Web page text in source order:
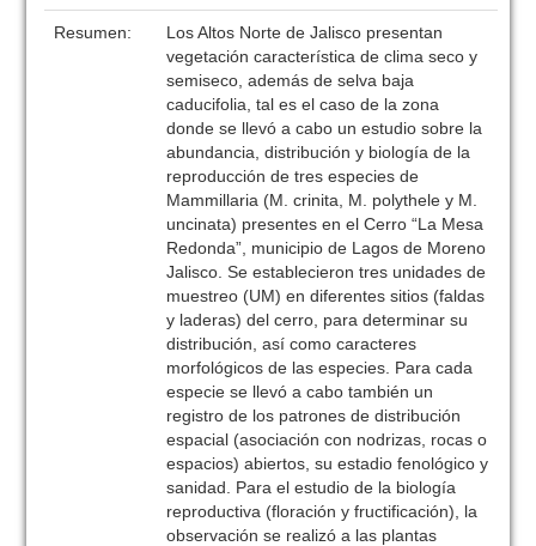
Resumen:
Los Altos Norte de Jalisco presentan
vegetación característica de clima seco y
semiseco, además de selva baja
caducifolia, tal es el caso de la zona
donde se llevó a cabo un estudio sobre la
abundancia, distribución y biología de la
reproducción de tres especies de
Mammillaria (M. crinita, M. polythele y M.
uncinata) presentes en el Cerro “La Mesa
Redonda”, municipio de Lagos de Moreno
Jalisco. Se establecieron tres unidades de
muestreo (UM) en diferentes sitios (faldas
y laderas) del cerro, para determinar su
distribución, así como caracteres
morfológicos de las especies. Para cada
especie se llevó a cabo también un
registro de los patrones de distribución
espacial (asociación con nodrizas, rocas o
espacios) abiertos, su estadio fenológico y
sanidad. Para el estudio de la biología
reproductiva (floración y fructificación), la
observación se realizó a las plantas